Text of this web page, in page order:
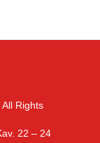
Rights
22 – 24